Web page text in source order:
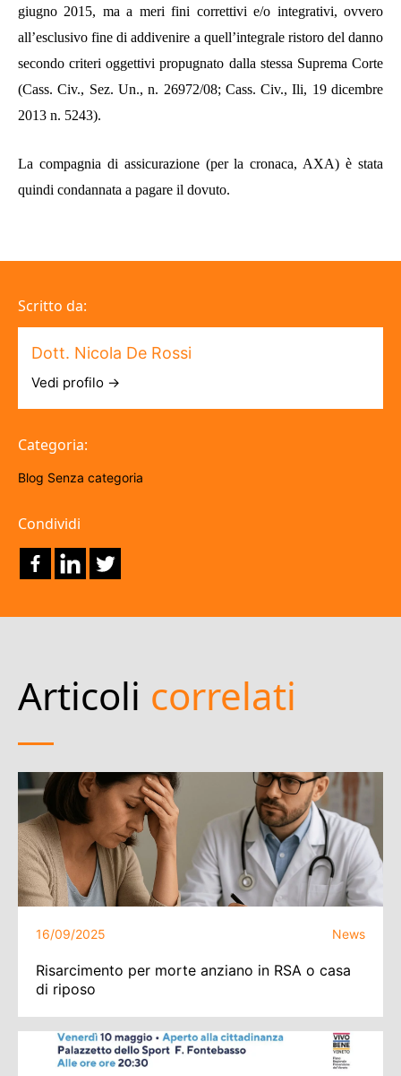
giugno 2015, ma a meri fini correttivi e/o integrativi, ovvero
all’esclusivo fine di addivenire a quell’integrale ristoro del danno
secondo criteri oggettivi propugnato dalla stessa Suprema Corte
(Cass. Civ., Sez. Un., n. 26972/08; Cass. Civ., Ili, 19 dicembre
2013 n. 5243).
La compagnia di assicurazione (per la cronaca, AXA) è stata
quindi condannata a pagare il dovuto.
Scritto da:
Dott. Nicola De Rossi
Vedi profilo →
Categoria:
Blog Senza categoria
Condividi
Articoli correlati
16/09/2025 News
Risarcimento per morte anziano in RSA o casa
di riposo